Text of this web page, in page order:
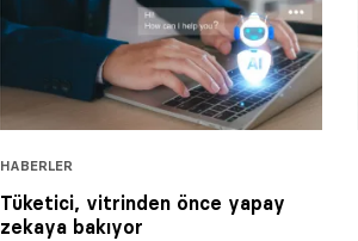
HABERLER
Tüketici, vitrinden önce yapay
zekaya bakıyor